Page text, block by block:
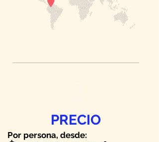
PRECIO
Por persona, desde: